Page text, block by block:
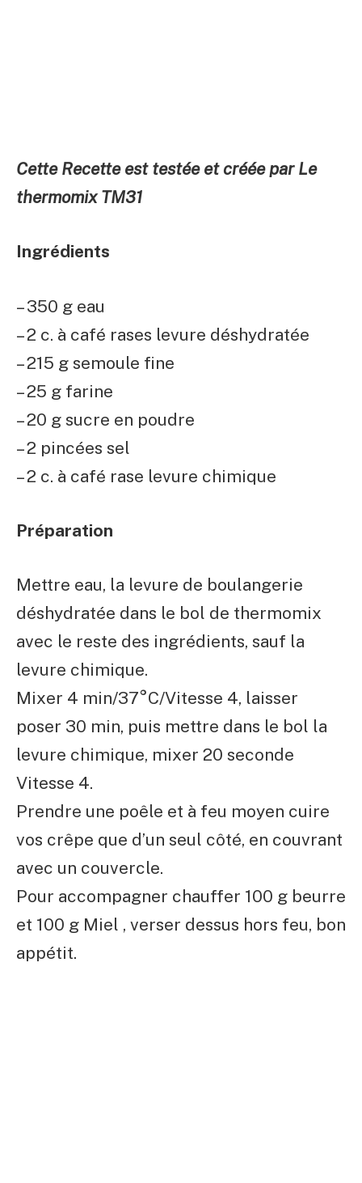
Cette Recette est testée et créée par Le
thermomix TM31
Ingrédients
– 350 g eau
– 2 c. à café rases levure déshydratée
– 215 g semoule fine
– 25 g farine
– 20 g sucre en poudre
– 2 pincées sel
– 2 c. à café rase levure chimique
Préparation
Mettre eau, la levure de boulangerie
déshydratée dans le bol de thermomix
avec le reste des ingrédients, sauf la
levure chimique.
Mixer 4 min/37°C/Vitesse 4, laisser
poser 30 min, puis mettre dans le bol la
levure chimique, mixer 20 seconde
Vitesse 4.
Prendre une poêle et à feu moyen cuire
vos crêpe que d’un seul côté, en couvrant
avec un couvercle.
Pour accompagner chauffer 100 g beurre
et 100 g Miel , verser dessus hors feu, bon
appétit.